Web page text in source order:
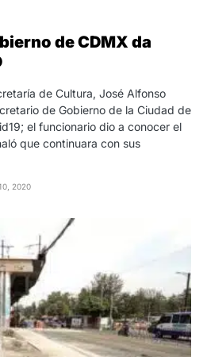
de CDMX da
de Cultura, José Alfonso
de Gobierno de la Ciudad de
el funcionario dio a conocer el
que continuara con sus
2020